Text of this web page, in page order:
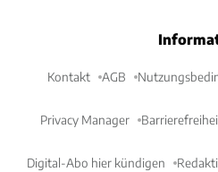
Kontakt AGB
Privacy Manager
Digital-Abo hier kündigen